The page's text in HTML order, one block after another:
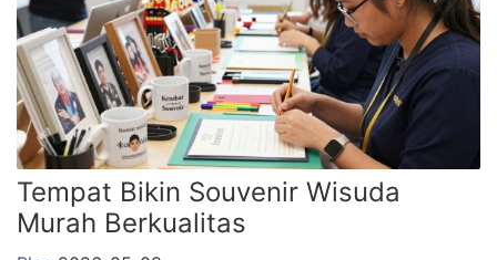
Tempat Bikin Souvenir Wisuda
Murah Berkualitas